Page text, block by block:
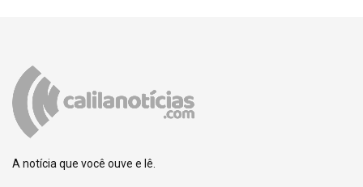
A notícia que você ouve e lê.